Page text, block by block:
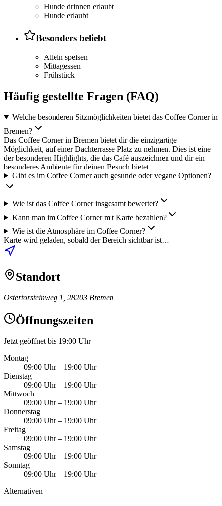
Hunde drinnen erlaubt
Hunde erlaubt
Besonders beliebt
Allein speisen
Mittagessen
Frühstück
Häufig gestellte Fragen (FAQ)
Welche besonderen Sitzmöglichkeiten bietet das Coffee Corner in
Bremen?
Das Coffee Corner in Bremen bietet dir die einzigartige
Möglichkeit, auf einer Dachterrasse Platz zu nehmen. Dies ist eine
der besonderen Highlights, die das Café auszeichnen und dir ein
besonderes Ambiente für deinen Besuch bietet.
Gibt es im Coffee Corner auch gesunde oder vegane Optionen?
Wie ist das Coffee Corner insgesamt bewertet?
Kann man im Coffee Corner mit Karte bezahlen?
Wie ist die Atmosphäre im Coffee Corner?
Karte wird geladen, sobald der Bereich sichtbar ist…
Standort
Ostertorsteinweg 1, 28203 Bremen
Öffnungszeiten
Jetzt geöffnet bis 19:00 Uhr
Montag
09:00 Uhr– 19:00 Uhr
Dienstag
09:00 Uhr– 19:00 Uhr
Mittwoch
09:00 Uhr– 19:00 Uhr
Donnerstag
09:00 Uhr– 19:00 Uhr
Freitag
09:00 Uhr– 19:00 Uhr
Samstag
09:00 Uhr– 19:00 Uhr
Sonntag
09:00 Uhr– 19:00 Uhr
Alternativen